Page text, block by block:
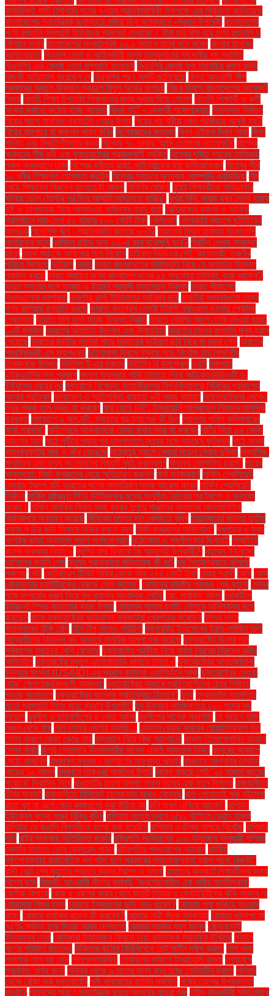
কমিউনিস্ট পার্টি (সিপিবি) দলের ৭৭তম প্রতিষ্ঠাবার্ষিকী উপলক্ষে এক বিবৃতিতে জানিয়েছে
বাংলাদেশের গণতান্ত্রিক রূপান্তরে নারীরা ছিল অগ্রভাগে -প্রধান উপদেষ্টা বাংলাদেশের
পণ্য রপ্তানি সম্প্রতি ইতিবাচক প্রবণতা দেখাচ্ছে। টানা চার মাস ধরে পণ্য রপ্তানি ৪
বিলিয়ন ডলার বাংলাদেশের সংখ্যাগরিষ্ঠ ৬১.১ শতাংশ মানুষ মনে করেন বাংলার মানুষের
আতিথেয়তা' বিএনপি নেতা ও আইনজীবী মাসুদ তালুকদারের সব দলীয় পদ স্থগিত
বিএনপির এক জ্যেষ্ঠ নেতা সম্প্রতি বলেছেন বিএনপির জ্যেষ্ঠ যুগ্ম মহাসচিব রুহুল কবির
রিজভী অভিযোগ করেছেন যে বিএনপির পর। দলটি জানিয়েছে বিগত আওয়ামী লীগ
সরকারের আমলে উন্নয়ন প্রকল্পে বিপুল অর্থের অপচয় বিজয় দিবসে বাংলাদেশের আরেকটি
বিজয় বিদায়ী শিক্ষা উপদেষ্টা শিক্ষকদের জন্য সুখবর দিয়ে গেলেন বিদেশি শিক্ষার্থী ও কর্মী
সংখ্যা কমাতে কঠোর হচ্ছে কানাডা বিধবা নই” – দেবশ্রী গঙ্গোপাধ্যায় বিধানসভা নির্বাচন
বিয়ের আগে মানসিক প্রস্তুতি নেয়ার উপায় বিয়ের পর নারীরা কেন পরকীয়ায় আকৃষ্ট হয়?
বিয়ের ব্যাপারে যা বললেন সাফা কবির বিশেষজ্ঞদের মন্তব্য বিশ্ব এইডস দিবস আজ বিশ্ব
শান্তি এবং স্থিতিশীলতার জন্য বিশ্বের ৭০ ভাষায় 'আমি তোমাকে ভালোবাসি' বিশ্বের
অন্যতম শীর্ষ ধনী এবং যুক্তরাষ্ট্রের প্রভাবশালী ব্যক্তি বিশ্বের দূষিত শহরের তালিকায়
পঞ্চম অবস্থানে ঢাকা বিশ্বের ধনীতম রাজা: থাইল্যান্ডের মহা ভাজিরালংকর্ন বিশ্বের শীর্ষ
১০ ধনীর শিক্ষাগত যোগ্যতা কতটুকু বিশ্বের সবচেয়ে মূল্যবান কোম্পানি এনভিডিয়া বিষ
খেয়ে শিক্ষকের বিরুদ্ধে হত্যাচেষ্টা মামলা বিসিবির ঘোষণা বুয়েট শিক্ষার্থীকে গাড়িচাপার
ঘটনায় ডোপ টেস্টের পর তিন আসামি আদালতে হাজির" বুশরা বিবি: দাবায় যখন সৈন্য হারায়
বৃষ্টি ও তাপমাত্রা নিয়ে আবহাওয়া অফিসের নতুন বার্তা বেক্সিমকোর ব্যাংক ও আর্থিক
প্রতিষ্ঠানে দায়-দেনা ৫০ হাজার ৫০০ কোটি টাকা বেলিংহাম বেসরকারি ব্যাংকে ছাঁটাইয়ের
আতঙ্ক বৈদেশিক ঋণ - প্রতিশ্রুতি কমেছে ৬৭% বৈরুতের বিমান হামলায় বাংলাদেশি
নাগরিকের মৃত্যু ব্রাজিল রাউন্ড অফ ৩২-এ কার মুখোমুখি হবে? ব্রিটিশ লেখক সামান্থা
হার্ভে ব্র্যাক ব্যাংকে অফিসার পদে নিয়োগ ভাইরাল ভিডিওর সেই ‘রহস্যময়ী’ তরুণীর
পরিচয় মিলেছে ভাইরাস ভারত ভারত বাংলাদেশের পরিস্থিতি নিয়ে যে অযাচিত উদ্বেগ
প্রকাশ করছে ভারত ম্যাচের জন্য বাংলাদেশ দলের ২৪ সদস্যের তালিকা: কারা আছেন?
ভারত সফরের দলে হামজা ও ইতালি প্রবাসী ফাহমেদুল ইসলাম ভারত সীমান্তে
বিএসএফের ধরপাকড় ভারতীয় রুপি ইতিহাসের সর্বনিম্ন দরে ভারতীয় সংস্থাগুলো যেসব
পণ্য রাশিয়ায় রপ্তানি করছে ভারতে কংগ্রেস নেত্রী হিমানী নারওয়াল হত্যায় প্রেমিক
গ্রেফতার ভারতে চালু হতে যাচ্ছে উড়ন্ত ট্যাক্সি ভারতে হোলির আগে ঢেকে দেওয়া হচ্ছে
১০টি মসজিদ ভারতের অযাচিত উদ্বেগ এবং দ্বিচারিতা ভারতের চালের রপ্তানি মূল্য হ্রাস
পেয়েছে ভারতের জাতীয় পতাকা পায়ে মাড়ানোর ভাইরাল ছবি নিয়ে যা জানা গেল ভারতের
পররাষ্ট্রমন্ত্রী এস জয়শঙ্কর ভালোবাসা দিবসে যমুনায় পড়ে নিখোঁজ চার শিক্ষার্থীর
তিনজনকে উদ্ধার ভিটামিন ই-এর গুরুত্ব ভিটামিন বি কমপ্লেক্স ভ্যাট মঙ্গলবার
এইচএসসির ফল প্রকাশ মদ্যপ অবস্থায় গাড়ি চালাতে গিয়ে আটকের ভিডিওটি ড.
ইউনূসের মেয়ের নয় মধ্যরাতে বিক্ষোভ: জাহাঙ্গীরনগর বিশ্ববিদ্যালয়ে শিবিরের প্রকাশ্যে
আসার প্রতিবাদ মনোযোগ ও স্মৃতিশক্তি বাড়াতে ৯টি সহজ ব্যায়াম ময়েশ্চারাইজার মেখেও
ত্বক শুষ্ক হলে দ্রুত যা করবেন মরে যেতে চাই’: ইসরায়েলি আগ্রাসনে শিশুদের মানসিক
দুরবস্থা মহাকাশে ৯ মাস বন্দী: সবচেয়ে বড় চ্যালেঞ্জ কী ছিল মহানগর পুলিশ কমিশনারের
ক্ষমা প্রার্থনা" মাইগ্রেনে আক্রান্তরা রোজা রাখার সময় যা করবেন মাটির নিচে ৮৬ কেজি
ওজনের আলু মাঠে লুটিয়ে পড়ার পর হাসপাতালে মৃত্যুর সঙ্গে লড়ছেন ফুটবলার মাঠে সংঘর্ষ
ব্যানক্রফটের নাক ও কাঁধ ভেঙেছে মাতৃমৃত্যু হ্রাসে কেয়ার মডেল সেবার ভূমিকা মাধ্যমিক.
মানচিত্র এবং তথ্য সংশোধনের বিষয়টি খুবই গুরুত্বপূর্ণ মানুষের ভোগান্তি চরমে" মায়ের
অসুস্থতা: মির্জা ফখরুলের মেয়ে স্মৃতিচারণ করলেন মার্ক জাকারবার্গ মার্কিন প্রেসিডেন্ট
ডোনাল্ড ট্রাম্প যদি ভারতের পণ্যে সমপরিমাণ শুল্ক আরোপ করেন মার্কিন প্রেসিডেন্ট
নির্বাচন মার্কিন রাষ্ট্রদূত স্টিভ উইটকফের মধ্যে অনুষ্ঠিত বৈঠকের পর ট্রাম্প এ মন্তব্য
করেন। মার্কিন সামরিক বিমান আজ বুধবার দুপুরে পাঞ্জাবের অমৃতসর আন্তর্জাতিক
বিমানবন্দরে অবতরণ করেছে মিনিকেট চালের দাম কেজিতে বৃদ্ধি মিয়ানমারের জান্তা তৃতীয়
দফায় সু চির বাড়ি নিলামে বিক্রি করতে ব্যর্থ মির্জা ফখরুলের অভিযোগ" মুখপাত্র ও মুখ্য
সংগঠক ছাড়া অন্যান্য সকল অর্গানোগ্রাম মুঠোফোন ও স্বর্ণালংকার ছিনতাই মুম্বাইয়ে
বাসের ধাক্কায় নিহত ৬ মুরগির হাড় চিবানো কি আসলেই উপকারী?' মুহাম্মদ ইউনূসের
আপিলের শুনানি শেষ মৃত্যুর প্রাক্কালে মস্তিষ্কে কী ঘটে মৃদু শৈত্যপ্রবাহে কাঁপছে
পঞ্চগড় মেটা মেট্রোরেল টিকিট বিক্রি থেকে আয় ২৪৪ কোটি টাকা মেয়র প্রার্থী মেসি মেসি
রোনালদোর হ্যাটট্রিকের রেকর্ডে যোগ দিলেন" মেসিদের নাটকীয় পরাজয় শেষ মুহূর্তে মেসির
সঙ্গে সম্পর্কের গুঞ্জন নিয়ে মুখ খুললেন সাংবাদিক সোফি মো. সারজিদ আলম মোবাইলে
ইন্টারনেট স্পিড বাড়ানোর সহজ উপায় মোহাম্মদ সালাহ চলতি মৌসুমে অবিশ্বাস্য ছন্দে
রয়েছেন যাকে যুক্তরাষ্ট্রের অভিবাসন কর্মকর্তারা গ্রেপ্তার করেছেন যাঁদের স্তন
ক্যানসারের ঝুঁকি বেশি যিনি টিপু নামেও পরিচিত যুক্তরাষ্ট্র ইয়েমেনের ইরান-সমর্থিত হুতি
বিদ্রোহীদের বিরুদ্ধে বড় আকারে সামরিক হামলা শুরু করেছে যুক্তরাষ্ট্রে ডিমের দাম
সর্বকালের সবচেয়ে বেশি বেড়েছে যুক্তরাষ্ট্রে পরকীয়া নিয়ে নায়ক নিরবের বিরুদ্ধে স্ত্রীর
অভিযোগ যুক্তরাষ্ট্রে স্কুলে এলোপাতাড়ি গুলিতে নিহত ৩ যুক্তরাষ্ট্রের আন্তর্জাতিক
উন্নয়ন সংস্থা (USAID) এর প্রধান কার্যালয় ওয়াশিংটনে আজ যুক্তরাষ্ট্রের দেওয়া
'থাড' ক্ষেপণাস্ত্রবিধ্বংসী ব্যবস্থা: যুক্তরাষ্ট্রের বাজারে প্রতিযোগীদের চেয়ে পিছিয়ে
পড়ছে বাংলাদেশ যুক্তরাষ্ট্রের শুল্কের প্রতিক্রিয়া হিসেবে" যুদ্ধ যুদ্ধকালীন সতর্কতার
মতো প্রস্তুতি নিতে হবে: প্রধান উপদেষ্টা" যুব উন্নয়ন অধিদপ্তরে ১২০ পদের বড়
নিয়োগ যুবলীগ ও ছাত্রলীগের ৪ নেতা আটক যুবলীগের সাবেক সভাপতি যে কারণে হঠাৎ
ওজন বেড়ে যায় যেন মেঘের ভেলায় ভাসছি... যেভাবে রেকর্ড করবেন হোয়াটসঅ্যাপ কল
যেসব কারণে রোজা ভেঙে যায় রক্তচাপ নিয়ে কিছু আলোচনা রক্তে হিমোগ্লোবিন বাড়াবে
যেসব খাবার রংপুর গ্রেপ্তার নীলফামারীর সাবেক এমপি আফতাব উদ্দিন রংপুরের আকাশে
মেঠো আবাবিল রমজানুল মুবারক - কল্যাণের অফুরন্ত ভান্ডার রমজানে আল্লাহর নৈকট্য
লাভের ১০ আমল রমজানে তাকওয়া অর্জনের উপায় রহস্য বাড়ছে সেই '২৫ হাজার বছরের
পুরোনো' পিরামিড নিয়ে রাঙামাটির চায়না কমলা: সফল চাষের এক নতুন দিগন্ত রাজধানীতে
তীব্র যানজট রাজধানীতে মিনিকেট চালের দাম আরও বেড়েছে রাত পোহালেই শুরু বইমেলা
রাতে ঘুম না এলে কোন কাজগুলো করা উচিত নয় রানি তখন এগিয়ে আসেন" রাশিয়া-
ইউক্রেন যুদ্ধে অস্ত্র বিক্রি বৃদ্ধি রাশিয়ায় বহুতল ভবনে ৯/১১ স্টাইলে ড্রোন হামলা
রাশিয়ায় যে বাঙালি বিপ্লবীকে হত্যা করা হয়েছিল রাশিয়ার ওখটস্ক সাগরে নিখোঁজ রাশিয়ার
দাবি রাষ্ট্র সংস্কার অতিরিক্ত জরুরি রাষ্ট্রপতি সংবিধানের ১০৬ অনুচ্ছেদ অনুযায়ী সুপ্রিম
কোর্টের মতামত চেয়ে রেফারেন্স পাঠান রাষ্ট্রপতির পদত্যাগের আহ্বান রাষ্ট্রীয়
পৃষ্ঠপোষকতায় রাজনৈতিক দল গঠন হলে সরকারের গ্রহণযোগ্যতা হ্রাস পাবে: রিজভী"
রাস্ট বেল্টে শেষ মুহূর্তের প্রচারে ব্যস্ত ট্রাম্প ও কমলা রাহাতের কনসার্টে শিক্ষার্থীদের জন্য
বিশেষ ছাড় রিজভী: আওয়ামী লীগের কর্মসূচি 'অনুশোচনাহীন এক নারীর আর্তচিৎকার'
রোগীরা বিপাকে রোজ ৫ ধরনের খাবার খেলে ফ্যাটি লিভার ও হেপাটাইটিসের ঝুঁকি থাকবে না
রোজাদার শিশুর যত্ন রোজায় ইসবগুলের ভুসি কেন খাবেন? রোজায় গলা শুকিয়ে যাওয়ার
কারণ রোজায় ত্বকের যত্নে কী করবেন? রোজায় নারী বাঁচুক সুস্থতায় রোজার খাদ্যপণ্যে
৭৫% পর্যন্ত ছাড় দিচ্ছে আরব দেশগুলো রোজার প্রকার সমূহ জানুন রোনালদোই
ইতিহাসের সেরা রোহিঙ্গারা মিয়ানমারে ফিরতে চায়: জাতিসংঘ মহাসচিব উখিয়ায় র্তমানে
ঋণের পরিমাণ বাড়লেও র্যটকদের কঠোর বিধিনিষেধে সেন্ট মার্টিন দ্বীপ ভ্রমণ লাল কার্ড
লালশাক লাল হয় কেন লালশাপলারবিল' লেবাননের দক্ষিণে ইসরায়েলি হামলা লোকমুখে
প্রচলিত 'খনার বচন' শনিবার থেকে ৯ মাসের জন্য বন্ধ হচ্ছে সেন্টমার্টিন ভ্রমণ শনিবার
থেকে রোজা শুরু যুক্তরাষ্ট্রে শমী কায়সারের জামিন স্থগিত শর্ষের তেলের উপযুক্ততা
কতটা? শহিদদের স্মরণে গণতান্ত্রিক ছাত্র সংসদের যাত্রা শুরু শহীদ বুদ্ধিজীবী স্মৃতিসৌধে